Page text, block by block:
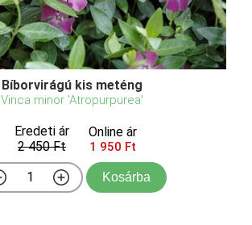
Bíborvirágú kis meténg
Vinca minor 'Atropurpurea'
Eredeti ár
2 450 Ft
Online ár
1 950 Ft
Kosárba